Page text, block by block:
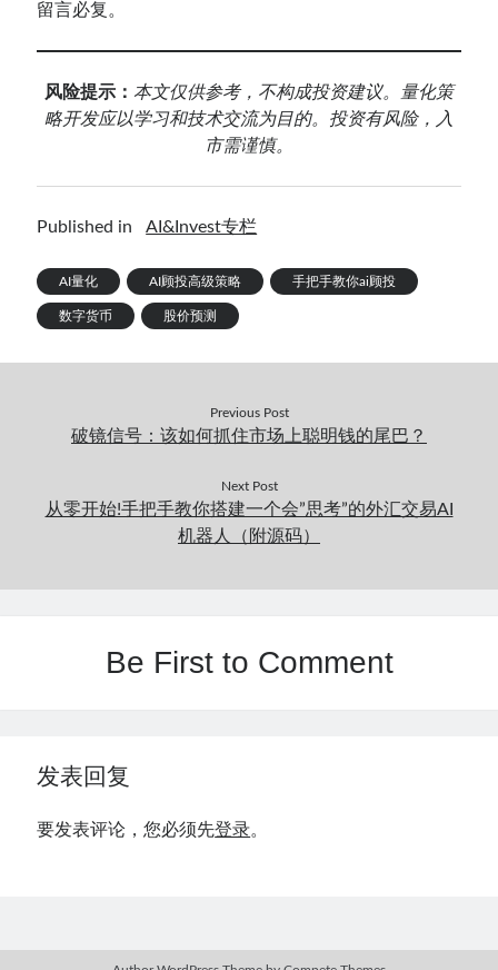
留言必复。
风险提示： 本文仅供参考，不构成投资建议。量化策
略开发应以学习和技术交流为目的。投资有风险，入
市需谨慎。
Published in AI&Invest专栏
AI量化 AI顾投高级策略 手把手教你ai顾投
数字货币 股价预测
Previous Post
破镜信号：该如何抓住市场上聪明钱的尾巴？
Next Post
从零开始!手把手教你搭建一个会”思考”的外汇交易AI
机器人（附源码）
Be First to Comment
发表回复
要发表评论，您必须先登录。